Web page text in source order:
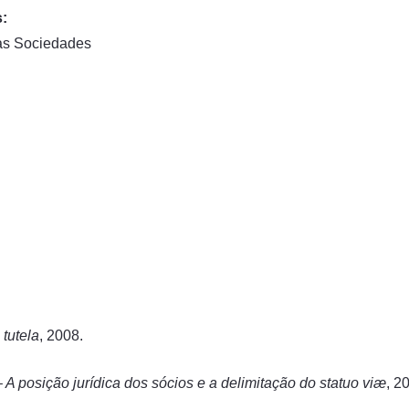
Sociedades
, 2008.
posição jurídica dos sócios e a delimitação do statuo viæ,